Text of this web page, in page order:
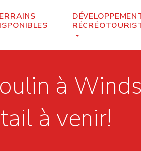
à
à venir!